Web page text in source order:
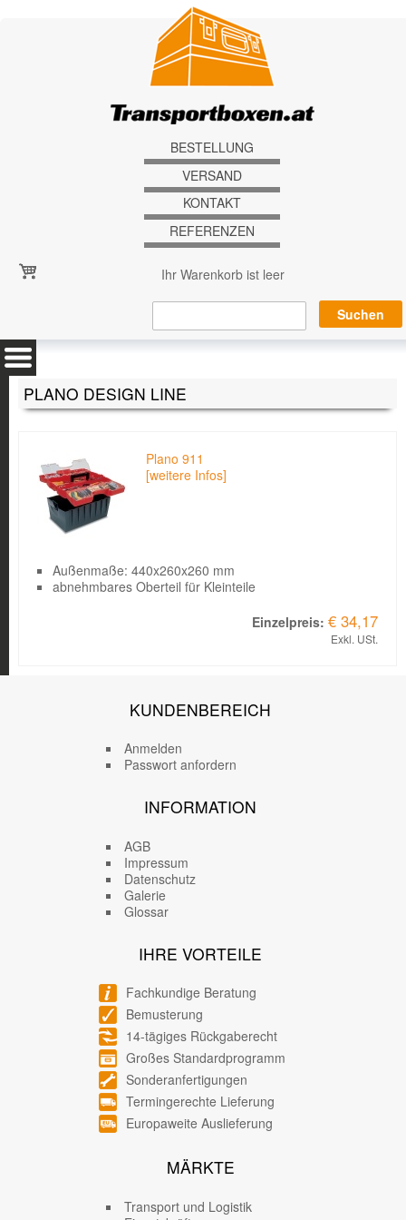
BESTELLUNG
VERSAND
KONTAKT
REFERENZEN
Ihr Warenkorb ist leer
PLANO DESIGN LINE
Plano 911
[weitere Infos]
Außenmaße: 440x260x260 mm
abnehmbares Oberteil für Kleinteile
€ 34,17
Exkl. USt.
KUNDENBEREICH
Anmelden
Passwort anfordern
INFORMATION
AGB
Impressum
Datenschutz
Galerie
Glossar
IHRE VORTEILE
Fachkundige Beratung
Bemusterung
14-tägiges Rückgaberecht
Großes Standardprogramm
Sonderanfertigungen
Termingerechte Lieferung
Europaweite Auslieferung
MÄRKTE
Transport und Logistik